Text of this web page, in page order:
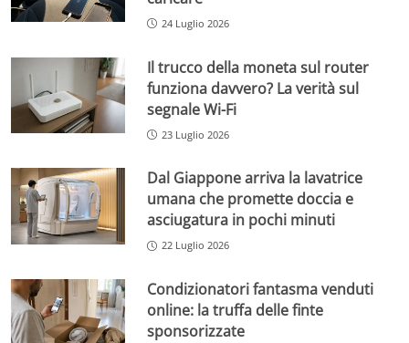
24 Luglio 2026
Il trucco della moneta sul router
funziona davvero? La verità sul
segnale Wi-Fi
23 Luglio 2026
Dal Giappone arriva la lavatrice
umana che promette doccia e
asciugatura in pochi minuti
22 Luglio 2026
Condizionatori fantasma venduti
online: la truffa delle finte
sponsorizzate